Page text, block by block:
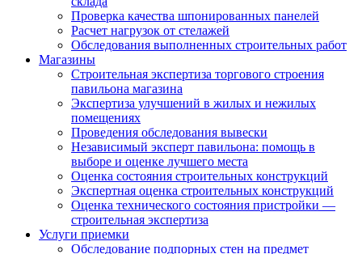
Проверка качества шпонированных панелей
Расчет нагрузок от стелажей
Обследования выполненных строительных работ
Магазины
Строительная экспертиза торгового строения
павильона магазина
Экспертиза улучшений в жилых и нежилых
помещениях
Проведения обследования вывески
Независимый эксперт павильона: помощь в
выборе и оценке лучшего места
Оценка состояния строительных конструкций
Экспертная оценка строительных конструкций
Оценка технического состояния пристройки —
строительная экспертиза
Услуги приемки
Обследование подпорных стен на предмет